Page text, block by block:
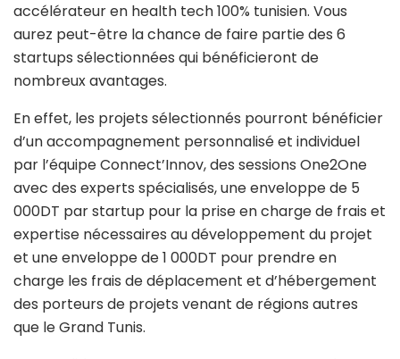
accélérateur en health tech 100% tunisien. Vous
aurez peut-être la chance de faire partie des 6
startups sélectionnées qui bénéficieront de
nombreux avantages.
En effet, les projets sélectionnés pourront bénéficier
d’un accompagnement personnalisé et individuel
par l’équipe Connect’Innov, des sessions One2One
avec des experts spécialisés, une enveloppe de 5
000DT par startup pour la prise en charge de frais et
expertise nécessaires au développement du projet
et une enveloppe de 1 000DT pour prendre en
charge les frais de déplacement et d’hébergement
des porteurs de projets venant de régions autres
que le Grand Tunis.